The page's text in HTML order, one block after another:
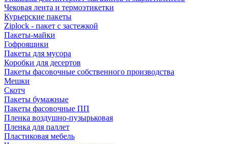
Чековая лента и термоэтикетки
Курьерские пакеты
Ziplock - пакет с застежкой
Пакеты-майки
Гофроящики
Пакеты для мусора
Коробки для десертов
Пакеты фасовочные собственного производства
Мешки
Скотч
Пакеты бумажные
Пакеты фасовочные ПП
Пленка воздушно-пузырьковая
Пленка для паллет
Пластиковая мебель